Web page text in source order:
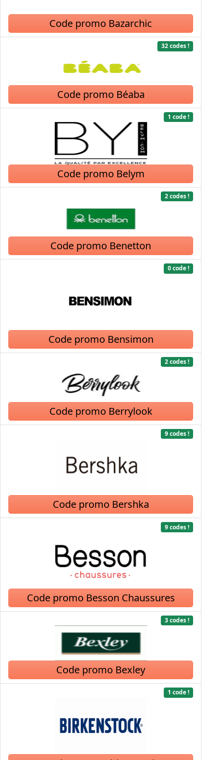
Code promo Bazarchic
32 codes !
Code promo Béaba
1 code !
Code promo Belym
2 codes !
Code promo Benetton
0 code !
Code promo Bensimon
2 codes !
Code promo Berrylook
9 codes !
Code promo Bershka
9 codes !
Code promo Besson Chaussures
3 codes !
Code promo Bexley
1 code !